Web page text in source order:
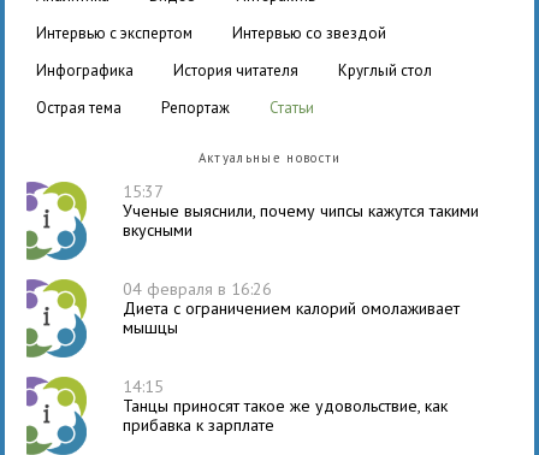
интервью с экспертом
интервью со звездой
инфографика
история читателя
круглый стол
острая тема
репортаж статьи
Актуальные новости
15:37
Ученые выяснили, почему чипсы кажутся такими
вкусными
04 февраля в 16:26
Диета с ограничением калорий омолаживает
мышцы
14:15
Танцы приносят такое же удовольствие, как
прибавка к зарплате